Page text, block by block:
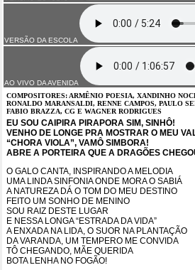
VERSÃO DA ESCOLA
AO VIVO DA AVENIDA
COMPOSITORES: ARMÊNIO POESIA, XANDINHO
RONALDO MARANSALDI, RENNE CAMPOS, PAULO
FABIO BRAZZA, CG E WAGNER RODRIGUES
EU SOU CAIPIRA PIRAPORA SIM, SINHÔ!
VENHO DE LONGE PRA MOSTRAR O MEU
“CHORA VIOLA”, VAMÔ SIMBORA!
ABRE A PORTEIRA QUE A DRAGÕES
O GALO CANTA, INSPIRANDO A MELODIA
UMA LINDA SINFONIA ONDE MORA O SABIÁ
A NATUREZA DÁ O TOM DO MEU DESTINO
FEITO UM SONHO DE MENINO
SOU RAIZ DESTE LUGAR
E NESSA LONGA “ESTRADA DA VIDA”
A ENXADA NA LIDA, O SUOR NA PLANTAÇÃO
DA VARANDA, UM TEMPERO ME CONVIDA
TÔ CHEGANDO, MÃE QUERIDA
BOTA LENHA NO FOGÃO!